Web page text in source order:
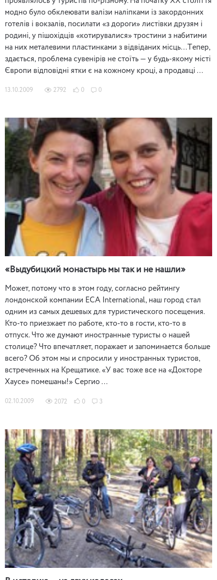
модно було обклеювати валізи наліпками із закордонних
готелів і вокзалів, посилати «з дороги» листівки друзям і
родині, у пішохідців «котирувалися» тростини з набитими
на них металевими пластинками з відвіданих місць…Tепер,
здається, проблема сувенірів не стоїть — у будь-якому місті
Європи відповідні ятки є на кожному кроці, а продавці …
13.10.2009 2792 0 0
«Выдубицкий монастырь мы так и не нашли»
Может, потому что в этом году, согласно рейтингу
лондонской компании ECA International, наш город стал
одним из самых дешевых для туристического посещения.
Кто-то приезжает по работе, кто-то в гости, кто-то в
отпуск. Что же думают иностранные туристы о нашей
столице? Что впечатляет, поражает и запоминается больше
всего? Об этом мы и спросили у иностранных туристов,
встреченных на Крещатике. «У вас тоже все на «Докторе
Хаусе» помешаны!» Сергио …
02.10.2009 2072 0 3